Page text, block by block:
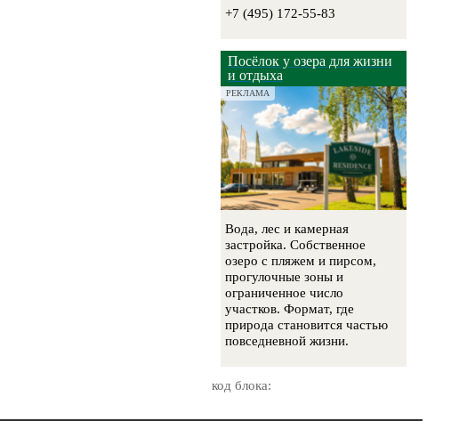
+7 (495) 172-55-83
Посёлок у озера для жизни
и отдыха
РЕКЛАМА
Вода, лес и камерная
застройка. Собственное
озеро с пляжем и пирсом,
прогулочные зоны и
ограниченное число
участков. Формат, где
природа становится частью
повседневной жизни.
код блока: